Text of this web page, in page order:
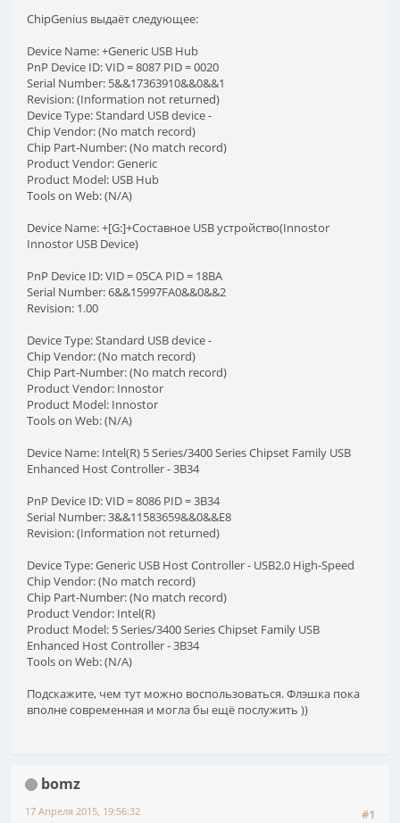
ChipGenius выдаёт следующее:
Device Name: +Generic USB Hub
PnP Device ID: VID = 8087 PID = 0020
Serial Number: 5&&17363910&&0&&1
Revision: (Information not returned)
Device Type: Standard USB device -
Chip Vendor: (No match record)
Chip Part-Number: (No match record)
Product Vendor: Generic
Product Model: USB Hub
Tools on Web: (N/A)
Device Name: +[G:]+Составное USB устройство(Innostor
Innostor USB Device)
PnP Device ID: VID = 05CA PID = 18BA
Serial Number: 6&&15997FA0&&0&&2
Revision: 1.00
Device Type: Standard USB device -
Chip Vendor: (No match record)
Chip Part-Number: (No match record)
Product Vendor: Innostor
Product Model: Innostor
Tools on Web: (N/A)
Device Name: Intel(R) 5 Series/3400 Series Chipset Family USB
Enhanced Host Controller - 3B34
PnP Device ID: VID = 8086 PID = 3B34
Serial Number: 3&&11583659&&0&&E8
Revision: (Information not returned)
Device Type: Generic USB Host Controller - USB2.0 High-Speed
Chip Vendor: (No match record)
Chip Part-Number: (No match record)
Product Vendor: Intel(R)
Product Model: 5 Series/3400 Series Chipset Family USB
Enhanced Host Controller - 3B34
Tools on Web: (N/A)
Подскажите, чем тут можно воспользоваться. Флэшка пока
вполне современная и могла бы ещё послужить ))
bomz
#1
17 Апреля 2015, 19:56:32